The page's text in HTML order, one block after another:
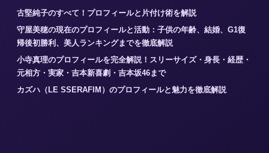
古堅純子のすべて！プロフィールと片付け術を解説
守屋美穂の現在のプロフィールと活動：子供の年齢、結婚、G1復
帰後初勝利、美人ランキングまでを徹底解説
小寺真理のプロフィールを完全解説！スリーサイズ・身長・経歴・
元相方・実家・吉本新喜劇・吉本坂46まで
カズハ（LE SSERAFIM）のプロフィールと魅力を徹底解説